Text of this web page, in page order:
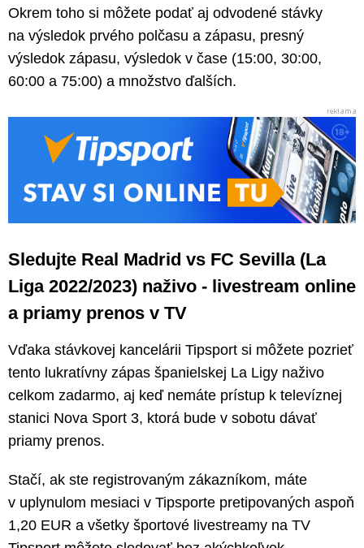
Okrem toho si môžete podať aj odvodené stávky
na výsledok prvého polčasu a zápasu, presný
výsledok zápasu, výsledok v čase (15:00, 30:00,
60:00 a 75:00) a množstvo ďalších.
Sledujte Real Madrid vs FC Sevilla (La
Liga 2022/2023) naživo - livestream online
a priamy prenos v TV
Vďaka stávkovej kancelárii Tipsport si môžete pozrieť
tento lukratívny zápas španielskej La Ligy naživo
celkom zadarmo, aj keď nemáte prístup k televíznej
stanici Nova Sport 3, ktorá bude v sobotu dávať
priamy prenos.
Stačí, ak ste registrovaným zákazníkom, máte
v uplynulom mesiaci v Tipsporte pretipovaných aspoň
1,20 EUR a všetky športové livestreamy na TV